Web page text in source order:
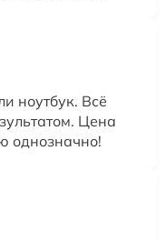
ноутбук. Всё
Цена
однозначно!